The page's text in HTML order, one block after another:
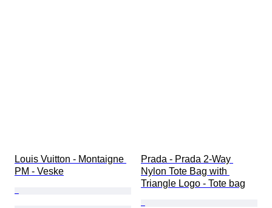
Louis Vuitton - Montaigne
PM - Veske
Prada - Prada 2-Way
Nylon Tote Bag with
Triangle Logo - Tote bag